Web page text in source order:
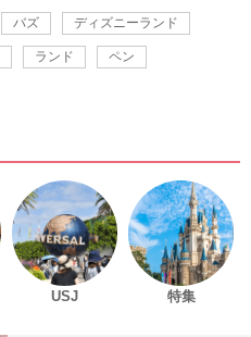
バズ ディズニーランド
ランド ペン
USJ 特集